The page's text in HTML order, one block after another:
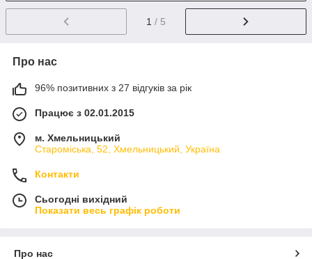
1 / 5
Про нас
96% позитивних з 27 відгуків за рік
Працює з 02.01.2015
м. Хмельницький
Староміська, 52, Хмельницький, Україна
Контакти
Сьогодні вихідний
Показати весь графік роботи
Про нас